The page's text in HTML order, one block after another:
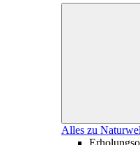
Alles zu